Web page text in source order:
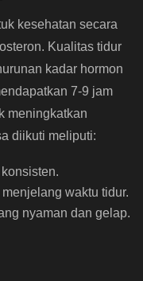
kesehatan secara
Kualitas tidur
kadar hormon
7-9 jam
meningkatkan
diikuti meliputi:
waktu tidur.
nyaman dan gelap.